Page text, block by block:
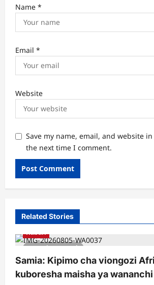
Name *
Email *
Website
Save my name, email, and website
the next time I comment.
Related Stories
1 minute read
Habari
Samia: Kipimo cha viongozi
kuboresha maisha ya wananchi